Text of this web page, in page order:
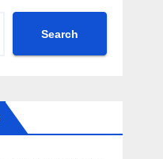
Search